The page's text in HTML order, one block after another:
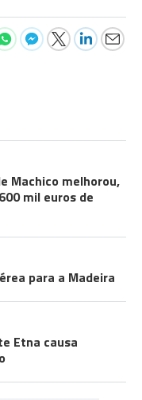
Machico melhorou,
mil euros de
para a Madeira
Etna causa